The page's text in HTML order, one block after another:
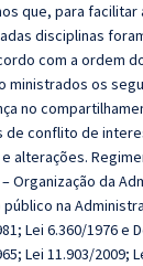
que, para
disciplinas
com a ordem
ministrados os
no
de conflito de
alterações.
Organização da
na
Lei 6.360/1976 e
Lei 11.903/2009;